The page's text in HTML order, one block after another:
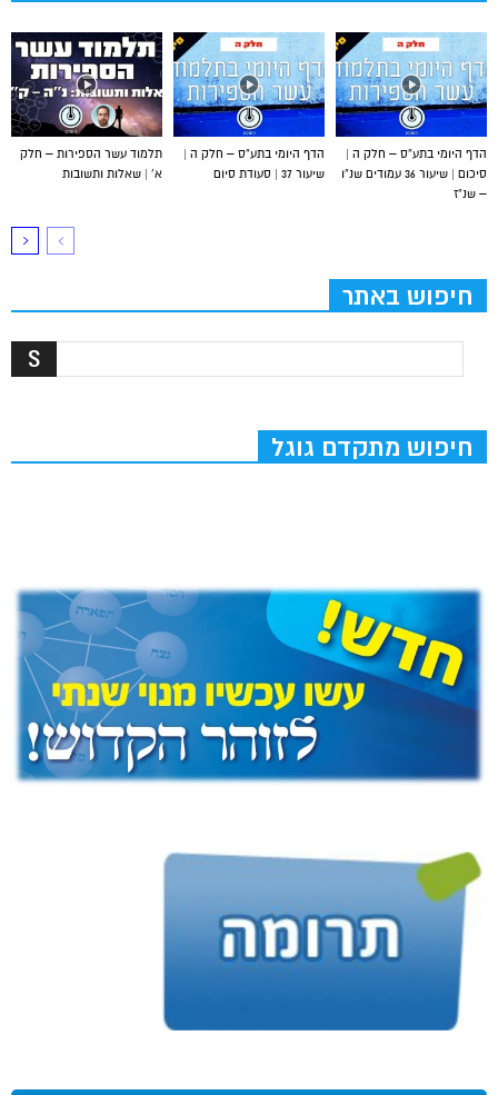
תלמוד עשר הספירות – חלק
א’ | שאלות ותשובות
הדף היומי בתע”ס – חלק ה |
שיעור 37 | סעודת סיום
הדף היומי בתע”ס – חלק ה |
סיכום | שיעור 36 עמודים שנ”ו
– שנ”ז
חיפוש באתר
חיפוש מתקדם גוגל